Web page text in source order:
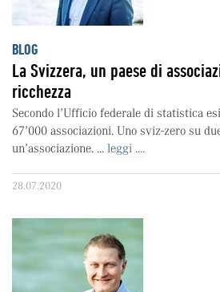
BLOG
La Svizzera, un paese di
ricchezza
Secondo l’Ufficio federale di statistica
67’000 associazioni. Uno sviz-zero su
un’associazione. ... leggi ....
28.07.2020